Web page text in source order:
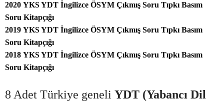
2020 YKS YDT İngilizce ÖSYM Çıkmış Soru Tıpkı Basım
Soru Kitapçığı
2019 YKS YDT İngilizce ÖSYM Çıkmış Soru Tıpkı Basım
Soru Kitapçığı
2018 YKS YDT İngilizce ÖSYM Çıkmış Soru Tıpkı Basım
Soru Kitapçığı
8 Adet Türkiye geneli YDT (Yabancı Dil